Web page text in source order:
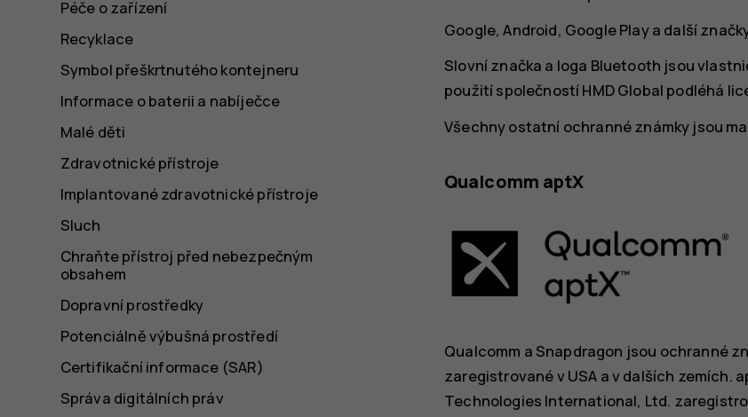
Google, Android, Google Play a další
Slovní značka a loga Bluetooth jsou
použití společností HMD Global podléhá
Všechny ostatní ochranné známky jsou
Qualcomm aptX
Qualcomm a Snapdragon jsou ochranné
zaregistrované v USA a v dalších zemích.
Technologies International, Ltd.
Péče o zařízení
Recyklace
Symbol přeškrtnutého kontejneru
Informace o baterii a nabíječce
Malé děti
Zdravotnické přístroje
Implantované zdravotnické přístroje
Sluch
Chraňte přístroj před nebezpečným
obsahem
Dopravní prostředky
Potenciálně výbušná prostředí
Certifikační informace (SAR)
Správa digitálních práv